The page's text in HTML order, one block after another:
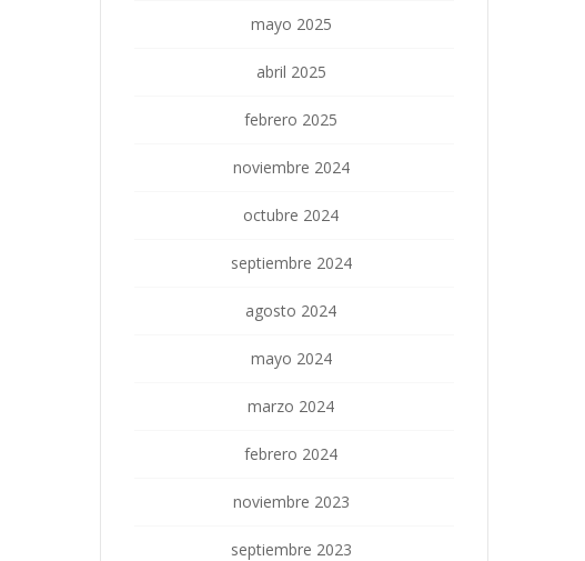
mayo 2025
abril 2025
febrero 2025
noviembre 2024
octubre 2024
septiembre 2024
agosto 2024
mayo 2024
marzo 2024
febrero 2024
noviembre 2023
septiembre 2023